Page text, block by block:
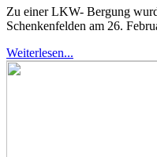
Zu einer LKW- Bergung
Schenkenfelden am 26.
Weiterlesen...